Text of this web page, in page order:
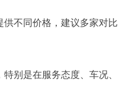
不同价格，建议多家对比
别是在服务态度、车况、